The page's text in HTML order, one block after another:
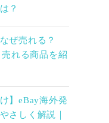
？
ぜ売れる？
れる商品を紹
】eBay海外発
さしく解説｜